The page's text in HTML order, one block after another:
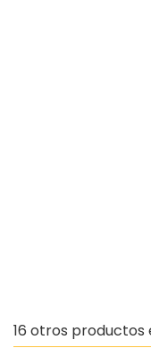
16 otros